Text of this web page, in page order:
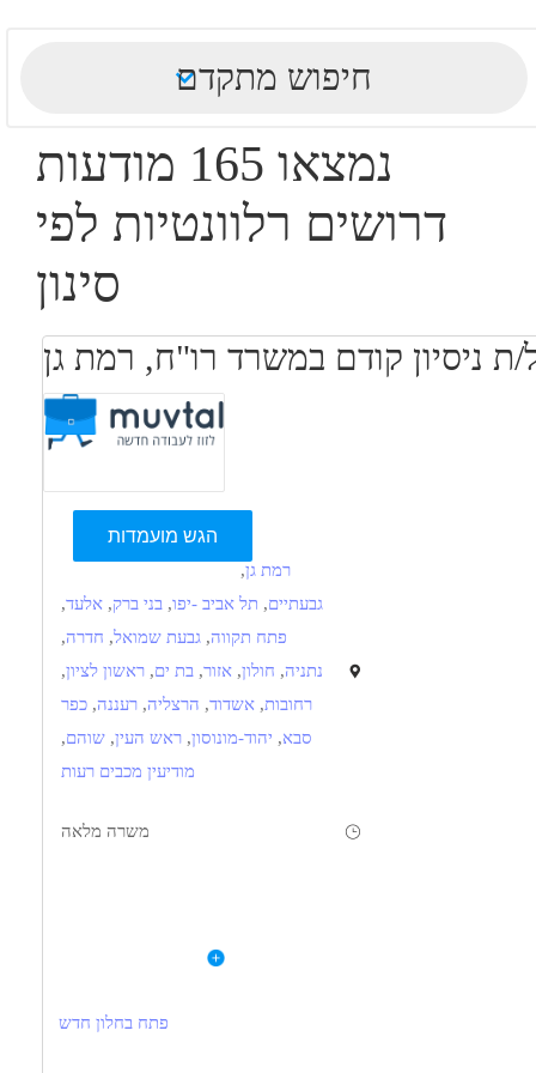
חיפוש מתקדם
נמצאו 165 מודעות
דרושים רלוונטיות לפי
סינון
ניסיון קודם במשרד רו"ח, רמת גן
הגש מועמדות
רמת גן,
גבעתיים, תל אביב -יפו, בני ברק, אלעד,
פתח תקווה, גבעת שמואל, חדרה,
נתניה, חולון, אזור, בת ים, ראשון לציון,
רחובות, אשדוד, הרצליה, רעננה, כפר
סבא, יהוד-מונוסון, ראש העין, שוהם,
מודיעין מכבים רעות
משרה מלאה
משרד רואי חשבון מגייס רו"ח עם הסמכה וניסיון קודם במשרד
ניסיון של לפחות שנתיים במשרד רואי חשבון
פתח בחלון חדש